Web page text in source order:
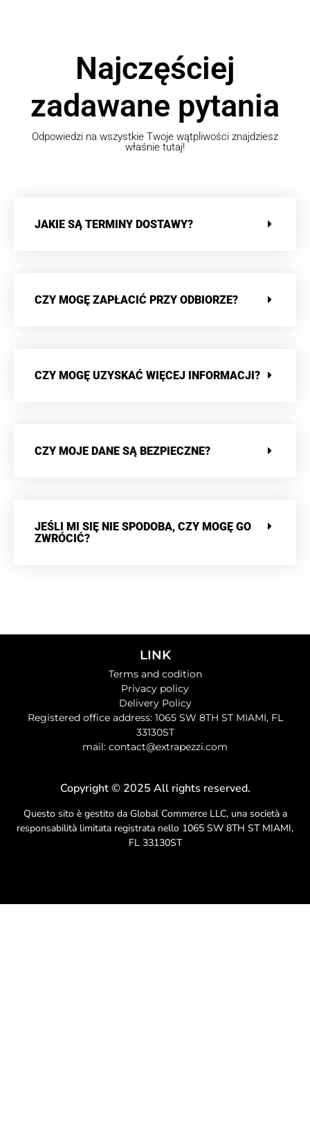
Najczęściej
zadawane pytania
Odpowiedzi na wszystkie Twoje wątpliwości znajdziesz
właśnie tutaj!
JAKIE SĄ TERMINY DOSTAWY?
CZY MOGĘ ZAPŁACIĆ PRZY ODBIORZE?
CZY MOGĘ UZYSKAĆ WIĘCEJ INFORMACJI?
CZY MOJE DANE SĄ BEZPIECZNE?
JEŚLI MI SIĘ NIE SPODOBA, CZY MOGĘ GO
ZWRÓCIĆ?
LINK
Terms and codition
Privacy policy
Delivery Policy
Registered office address: 1065 SW 8TH ST MIAMI, FL
33130ST
mail: contact@extrapezzi.com
Copyright © 2025 All rights reserved.
Questo sito è gestito da Global Commerce LLC, una società a
responsabilità limitata registrata nello 1065 SW 8TH ST MIAMI,
FL 33130ST